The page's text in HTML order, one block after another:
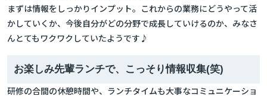
まずは情報をしっかりインプット。これからの業務にどうやって活
かしていくか、今後自分がどの分野で成長していけるのか、みなさ
んとてもワクワクしていたようです♪
お楽しみ先輩ランチで、こっそり情報収集(笑)
研修の合間の休憩時間や、ランチタイムも大事なコミュニケーショ